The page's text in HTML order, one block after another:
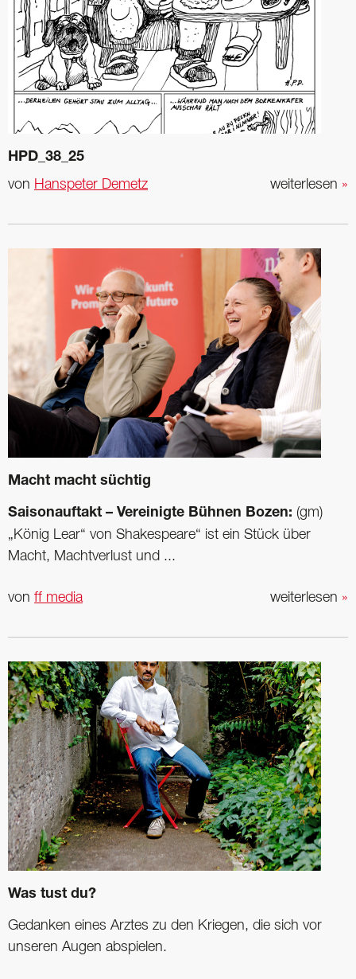
HPD_38_25
weiterlesen »
von Hanspeter Demetz
Macht macht süchtig
Saisonauftakt – Vereinigte Bühnen Bozen: (gm)
„König Lear“ von Shakespeare“ ist ein Stück über
Macht, Machtverlust und ...
weiterlesen »
von ff media
Was tust du?
Gedanken eines Arztes zu den Kriegen, die sich vor
unseren Augen abspielen.